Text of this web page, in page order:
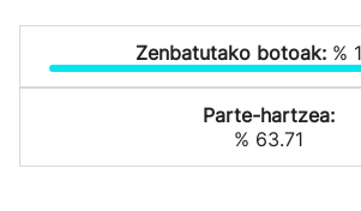
Zenbatutako botoak: %
Parte-hartzea:
% 63.71